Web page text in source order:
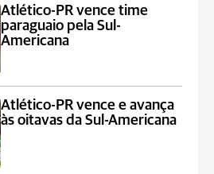
Atlético-PR vence time
paraguaio pela Sul-
Americana
Atlético-PR vence e avança
às oitavas da Sul-Americana